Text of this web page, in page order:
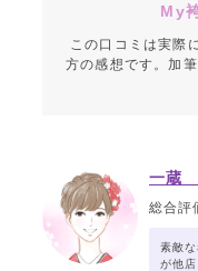
My
この口コミは実際
方の感想です。加
一蔵
総合評
素敵
が他